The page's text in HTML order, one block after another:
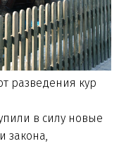
разведения кур
в силу новые
закона,